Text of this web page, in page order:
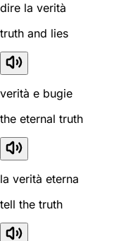
dire la verità
truth and lies
verità e bugie
the eternal truth
la verità eterna
tell the truth